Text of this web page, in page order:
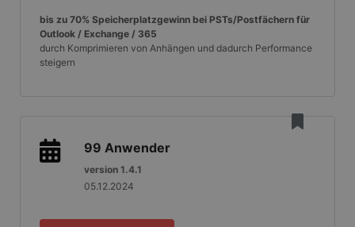
bis zu 70% Speicherplatzgewinn bei PSTs/Postfächern für
Outlook / Exchange / 365
durch Komprimieren von Anhängen und dadurch Performance
steigern
99 Anwender
version 1.4.1
05.12.2024